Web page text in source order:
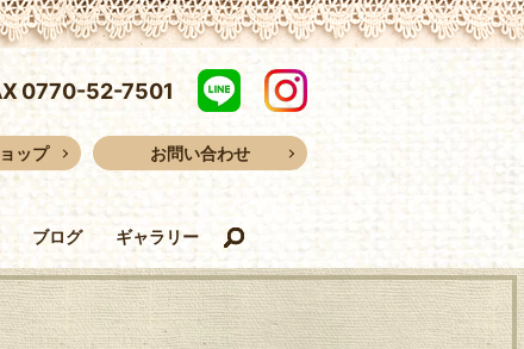
ブログ ギャラリー
0770-52-7501
ップ お問い合わせ